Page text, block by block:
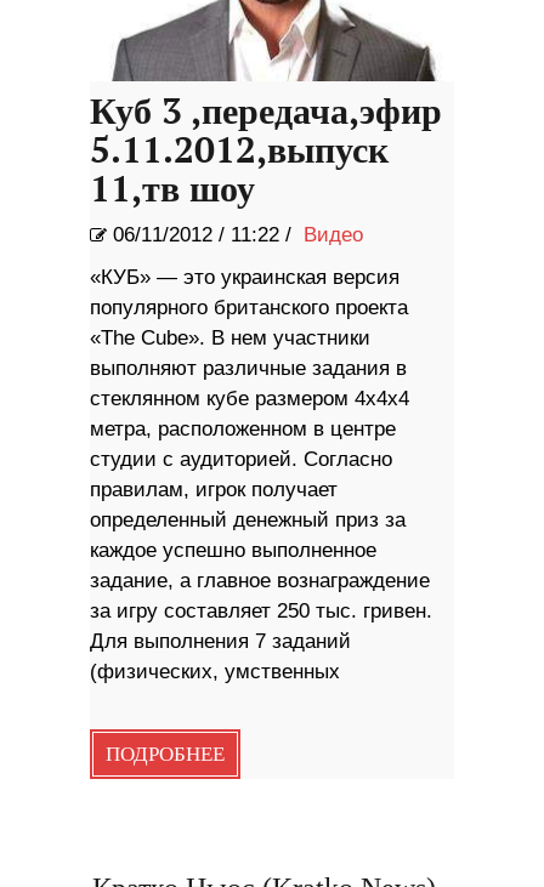
Куб 3 ,передача,эфир
5.11.2012,выпуск
11,тв шоу
06/11/2012 / 11:22 / Видео
«КУБ» — это украинская версия
популярного британского проекта
«The Cube». В нем участники
выполняют различные задания в
стеклянном кубе размером 4х4х4
метра, расположенном в центре
студии с аудиторией. Согласно
правилам, игрок получает
определенный денежный приз за
каждое успешно выполненное
задание, а главное вознаграждение
за игру составляет 250 тыс. гривен.
Для выполнения 7 заданий
(физических, умственных
ПОДРОБНЕЕ